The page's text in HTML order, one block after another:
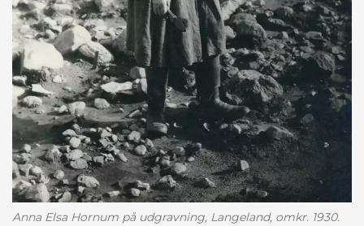
Anna Elsa Hornum på udgravning, Langeland, omkr. 1930.